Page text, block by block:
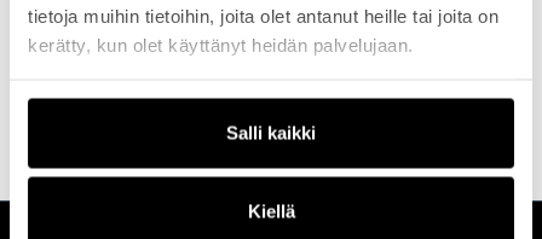
tietoja muihin tietoihin, joita olet antanut heille tai joita on
kerätty, kun olet käyttänyt heidän palvelujaan.
Salli kaikki
Kiellä
LinkedIn:Leena Peltomaa
Haluatko lisätietoa tämän kouluttajan valmennuksista?